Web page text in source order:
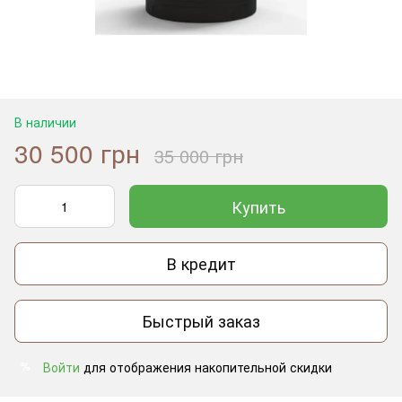
В наличии
30 500 грн 35 000 грн
Купить
В кредит
Быстрый заказ
Войти для отображения накопительной скидки